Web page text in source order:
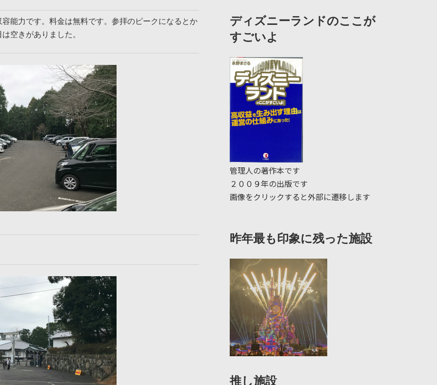
能力です。料金は無料です。参拝のピークになるとか
空きがありました。
ディズニーランドのここが
すごいよ
管理人の著作本です
２００９年の出版です
画像をクリックすると外部に遷移します
昨年最も印象に残った施設
推し施設